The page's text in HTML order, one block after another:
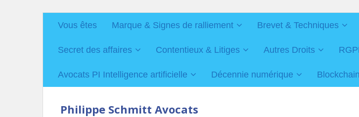
Vous êtes Marque & Signes de ralliement Brevet & Techniques
Secret des affaires Contentieux & Litiges Autres Droits
Avocats PI Intelligence artificielle Décennie numérique
Philippe Schmitt Avocats